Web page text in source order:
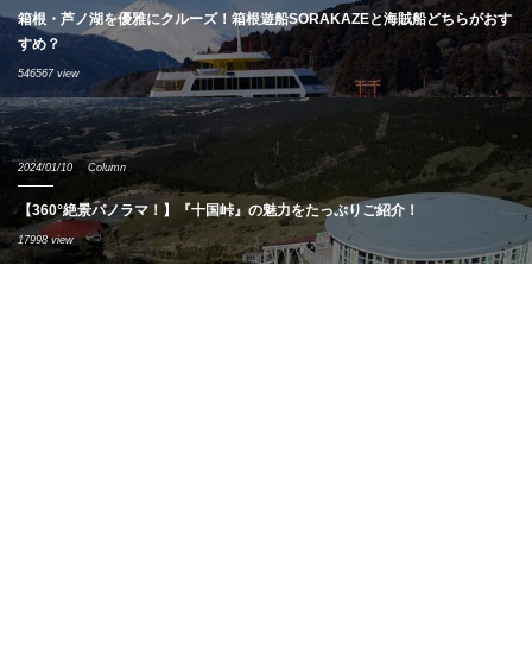
箱根・芦ノ湖を優雅にクルーズ！箱根遊船SORAKAZEと海賊船どちらがおす
すめ？
546567 view
2024/01/10 Column
【360°絶景パノラマ！】『十国峠』の魅力をたっぷりご紹介！
17998 view